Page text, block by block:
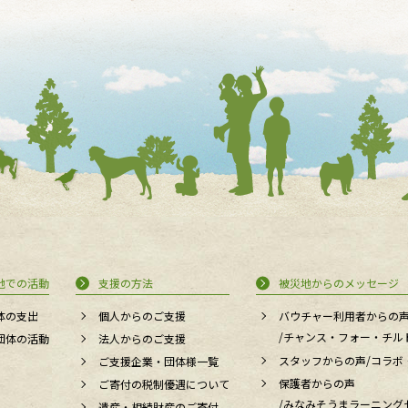
基金への寄付に
額をハタチ基金へ寄付
での活動
の支出
体の活動
支援の方法
個人からのご支援
法人からのご支援
ご支援企業・団体様一覧
ご寄付の税制優遇について
被災地からのメッセージ
バウチャー利用者からの
/チャンス・フォー・チル
スタッフからの声/コラボ
保護者からの声